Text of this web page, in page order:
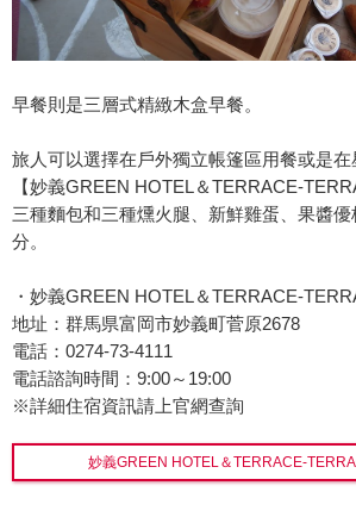
早餐則是三層式精緻木盒早餐。
旅人可以選擇在戶外獨立帳篷區用餐或是在
【妙義GREEN HOTEL＆TERRACE-
三種麵包和三種燻火腿、新鮮雞蛋、果醬
分。
・妙義GREEN HOTEL＆TERRACE-
地址：群馬県富岡市妙義町菅原2678
電話：0274-73-4111
電話諮詢時間：9:00～19:00
※詳細住宿資訊請上官網查詢
妙義GREEN HOTEL＆TERRACE-